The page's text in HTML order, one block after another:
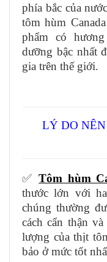
phía bắc của
tôm hùm
phẩm có
dưỡng bậc nhất
gia trên thế giới.
LÝ DO
✅Tôm hùm
thước lớn với
chúng thường
cách cẩn thận
lượng của thịt
bảo ở mức tốt